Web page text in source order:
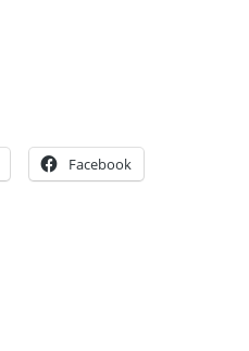
Staatsanwalt Walther
Facebook